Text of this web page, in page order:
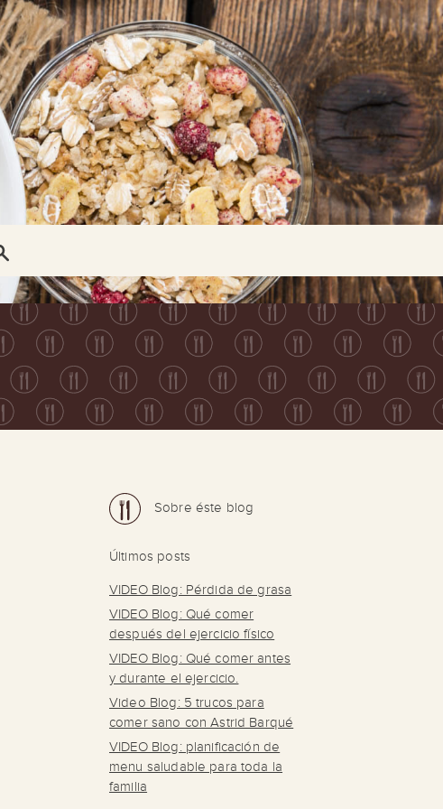
Sobre éste blog
Últimos posts
VIDEO Blog: Pérdida de grasa
VIDEO Blog: Qué comer
después del ejercicio físico
VIDEO Blog: Qué comer antes
y durante el ejercicio.
Video Blog: 5 trucos para
comer sano con Astrid Barqué
VIDEO Blog: planificación de
menu saludable para toda la
familia